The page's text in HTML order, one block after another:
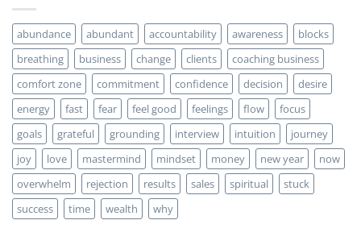
MORE
Clients?
abundance abundant accountability awareness
blocks
breathing
business change clients
coaching business
comfort zone
commitment confidence decision
desire
energy
fast fear feel good feelings flow
focus
goals
grateful grounding interview intuition
journey
joy
love mastermind mindset money new year
now
overwhelm
rejection results sales spiritual
stuck
success
time wealth why